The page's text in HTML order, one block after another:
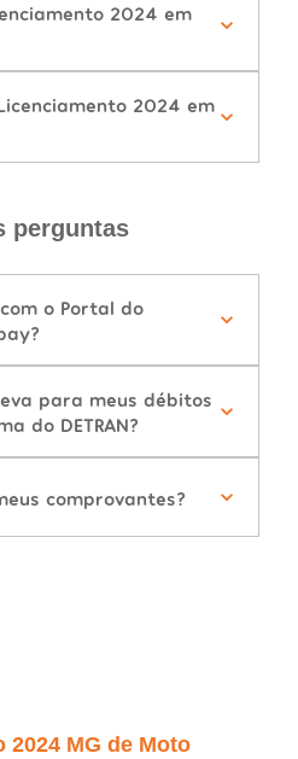
2024 em
2024 em
perguntas
o Portal do
para meus débitos
do DETRAN?
comprovantes?
2024 MG de Moto